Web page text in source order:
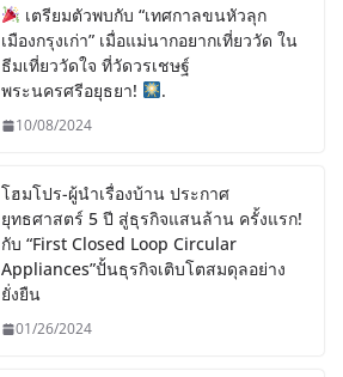
เตรียมตัวพบกับ “เทศกาลขนหัวลุก
เมืองกรุงเก่า” เมื่อแม่นากอยากเที่ยววัด ใน
ธีมเที่ยววัดใจ ที่วัดวรเชษฐ์
พระนครศรีอยุธยา!
.
10/08/2024
โฮมโปร-ผู้นำเรื่องบ้าน ประกาศ
ยุทธศาสตร์ 5 ปี สู่ธุรกิจแสนล้าน ครั้งแรก!
กับ “First Closed Loop Circular
Appliances”ปั้นธุรกิจเติบโตสมดุลอย่าง
ยั่งยืน
01/26/2024